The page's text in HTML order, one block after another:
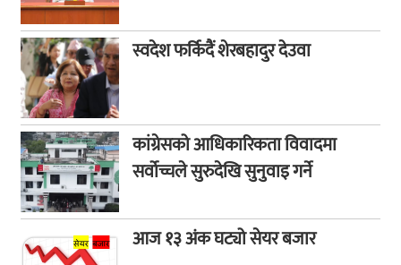
स्वदेश फर्किदैं शेरबहादुर देउवा
कांग्रेसको आधिकारिकता विवादमा
सर्वोच्चले सुरुदेखि सुनुवाइ गर्ने
आज १३ अंक घट्यो सेयर बजार